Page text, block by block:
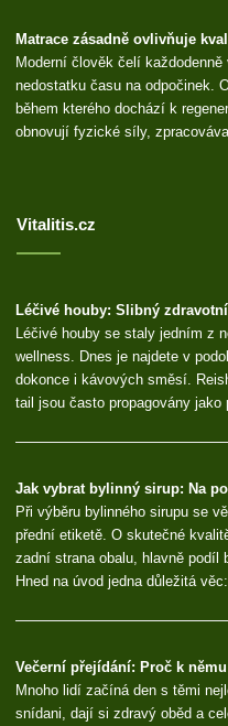
Matrace zásadně ovlivňuje
Moderní člověk čelí
nedostatku času na odpočinek.
během kterého dochází k
obnovují fyzické síly,
Vitalitis.cz
Léčivé houby: Slibný
Léčivé houby se staly jedním z
wellness. Dnes je najdete v
dokonce i kávových směsí.
tail jsou často propagovány
Jak vybrat bylinný sirup: Na
Při výběru bylinného sirupu se
přední etiketě. O skutečné
zadní strana obalu, hlavně podíl
Hned na úvod jedna důležitá
Večerní přejídání: Proč k
Mnoho lidí začíná den s těmi
snídani, dají si zdravý oběd a